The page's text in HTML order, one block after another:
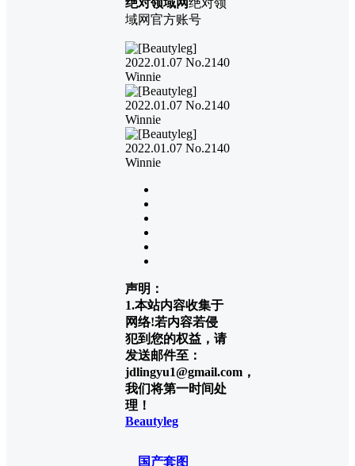
绝对领域网绝对领
域网官方账号
声明：
1.本站内容收集于
网络!若内容若侵
犯到您的权益，请
发送邮件至：
jdlingyu1@gmail.com，
我们将第一时间处
理！
Beautyleg
国产套图